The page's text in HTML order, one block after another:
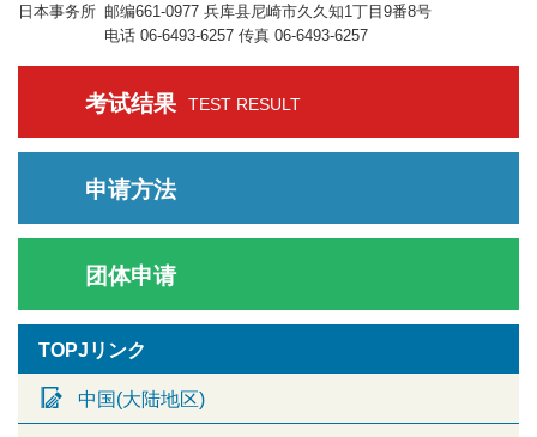
日本事务所 邮编661-0977 兵库县尼崎市久久知1丁目9番8号
电话 06-6493-6257 传真 06-6493-6257
考试结果 TEST RESULT
申请方法
团体申请
TOPJリンク
中国(大陆地区)